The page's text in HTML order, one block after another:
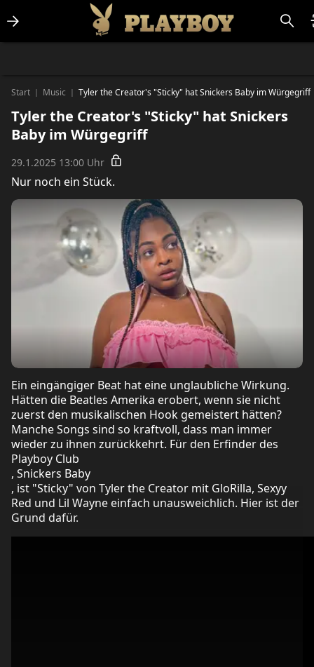
Start | Music | Tyler the Creator's "Sticky" hat Snickers Baby im Würgegriff
Tyler the Creator's "Sticky" hat Snickers
Baby im Würgegriff
29.1.2025 13:00 Uhr
Nur noch ein Stück.
Ein eingängiger Beat hat eine unglaubliche Wirkung.
Hätten die Beatles Amerika erobert, wenn sie nicht
zuerst den musikalischen Hook gemeistert hätten?
Manche Songs sind so kraftvoll, dass man immer
wieder zu ihnen zurückkehrt. Für den Erfinder des
Playboy Club
, Snickers Baby
, ist "Sticky" von Tyler the Creator mit GloRilla, Sexyy
Red und Lil Wayne einfach unausweichlich. Hier ist der
Grund dafür.